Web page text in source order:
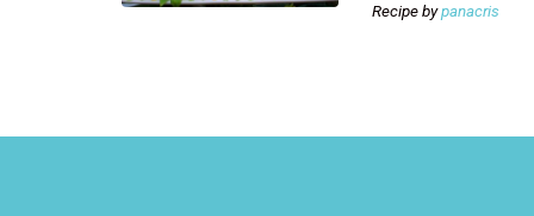
Recipe bypanacris